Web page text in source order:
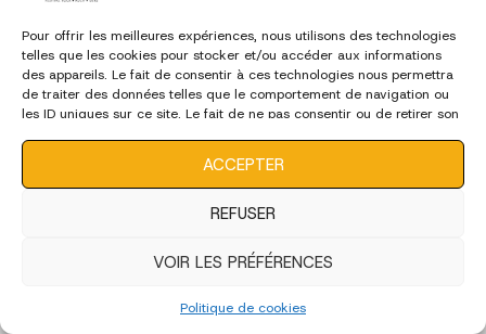
Pour offrir les meilleures expériences, nous utilisons des technologies
telles que les cookies pour stocker et/ou accéder aux informations
des appareils. Le fait de consentir à ces technologies nous permettra
de traiter des données telles que le comportement de navigation ou
les ID uniques sur ce site. Le fait de ne pas consentir ou de retirer son
ACCEPTER
REFUSER
VOIR LES PRÉFÉRENCES
Politique de cookies